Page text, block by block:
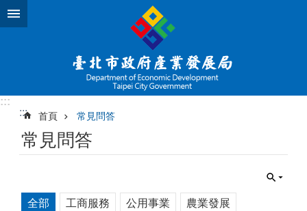
跳到主要內容區塊
:::
:::
首頁 常見問答
常見問答
全部 工商服務 公用事業 農業發展